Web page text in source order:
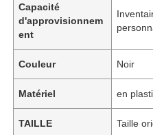
Capacité
d'approvisionnem
ent
Couleur Noir
Matériel en
TAILLE Taille